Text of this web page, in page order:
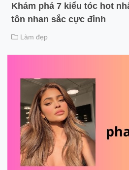
Khám phá 7 kiểu tóc hot
tôn nhan sắc cực đỉnh
Làm đẹp